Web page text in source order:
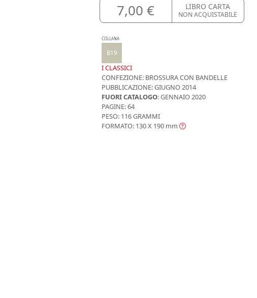
7,00 € LIBRO CARTA
NON ACQUISTABILE
COLLANA
B19
I CLASSICI
CONFEZIONE: BROSSURA CON BANDELLE
PUBBLICAZIONE:GIUGNO 2014
FUORI CATALOGO: GENNAIO 2020
PAGINE: 64
PESO: 116 GRAMMI
FORMATO: 130 X 190 mm